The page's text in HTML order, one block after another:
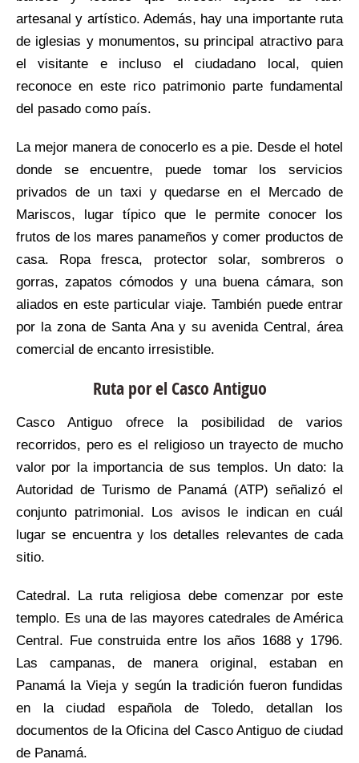
artesanal y artístico. Además, hay una importante ruta
de iglesias y monumentos, su principal atractivo para
el visitante e incluso el ciudadano local, quien
reconoce en este rico patrimonio parte fundamental
del pasado como país.
La mejor manera de conocerlo es a pie. Desde el hotel
donde se encuentre, puede tomar los servicios
privados de un taxi y quedarse en el Mercado de
Mariscos, lugar típico que le permite conocer los
frutos de los mares panameños y comer productos de
casa. Ropa fresca, protector solar, sombreros o
gorras, zapatos cómodos y una buena cámara, son
aliados en este particular viaje. También puede entrar
por la zona de Santa Ana y su avenida Central, área
comercial de encanto irresistible.
Ruta por el Casco Antiguo
Casco Antiguo ofrece la posibilidad de varios
recorridos, pero es el religioso un trayecto de mucho
valor por la importancia de sus templos. Un dato: la
Autoridad de Turismo de Panamá (ATP) señalizó el
conjunto patrimonial. Los avisos le indican en cuál
lugar se encuentra y los detalles relevantes de cada
sitio.
Catedral. La ruta religiosa debe comenzar por este
templo. Es una de las mayores catedrales de América
Central. Fue construida entre los años 1688 y 1796.
Las campanas, de manera original, estaban en
Panamá la Vieja y según la tradición fueron fundidas
en la ciudad española de Toledo, detallan los
documentos de la Oficina del Casco Antiguo de ciudad
de Panamá.